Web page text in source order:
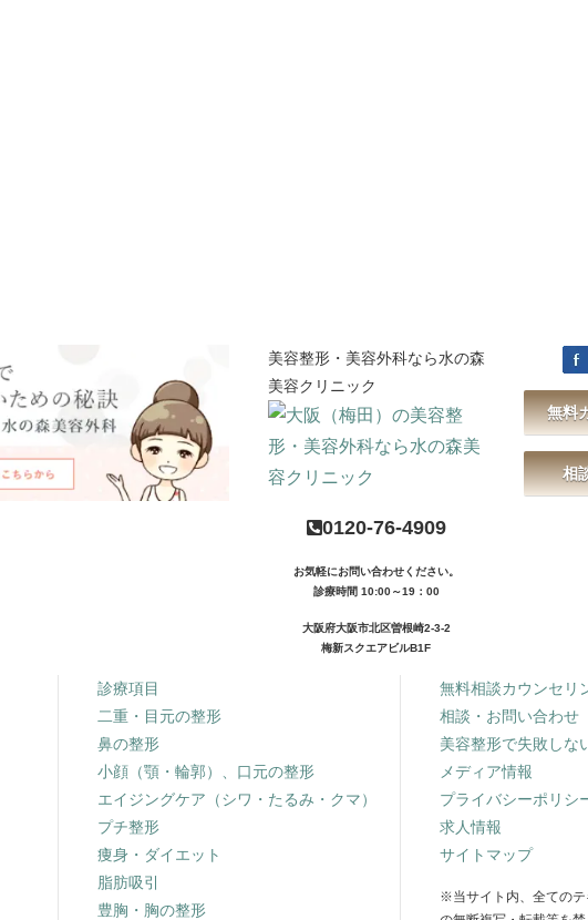
美容整形・美容外科なら水の森
美容クリニック
0120-76-4909
お気軽にお問い合わせください。
診療時間 10:00～19：00
大阪府大阪市北区曽根崎2-3-2
梅新スクエアビルB1F
無料
相
診療項目
二重・目元の整形
鼻の整形
小顔（顎・輪郭）、口元の整形
エイジングケア（シワ・たるみ・クマ）
プチ整形
痩身・ダイエット
脂肪吸引
豊胸・胸の整形
無料相談カウンセリ
相談・お問い合わせ
美容整形で失敗しな
メディア情報
プライバシーポリシ
求人情報
サイトマップ
※当サイト内、全ての